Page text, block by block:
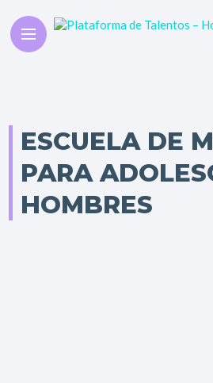
ESCUELA DE
PARA
HOMBRES